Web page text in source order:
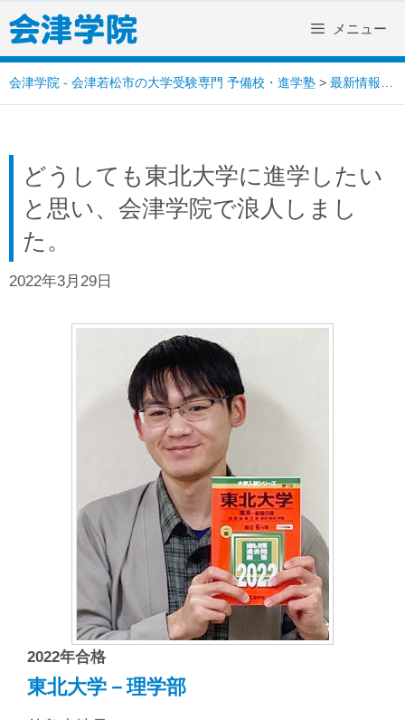
Skip
to
content
メニュー
会津学院 - 会津若松市の大学受験専門 予備校・進学塾 > 最新情報 >
どうしても東北大学に進学したい
と思い、会津学院で浪人しまし
た。
2022年3月29日
2022年合格
東北大学－理学部